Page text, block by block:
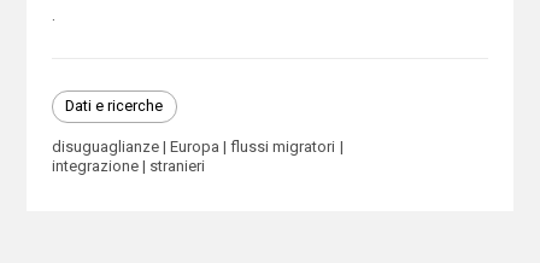
Dati e ricerche
disuguaglianze Europa
flussi migratori
integrazione
stranieri